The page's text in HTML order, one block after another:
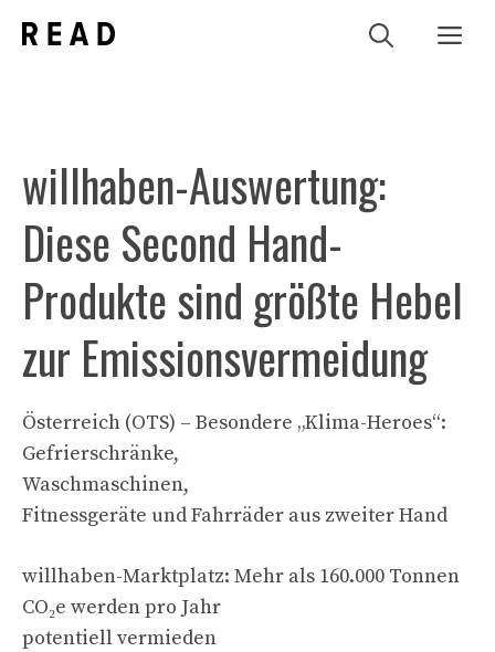
Inhalt
willhaben-Auswertung:
Diese Second Hand-
Produkte sind größte Hebel
zur Emissionsvermeidung
Österreich (OTS) – Besondere „Klima-Heroes“:
Gefrierschränke,
Waschmaschinen,
Fitnessgeräte und Fahrräder aus zweiter Hand
willhaben-Marktplatz: Mehr als 160.000 Tonnen
CO₂e werden pro Jahr
potentiell vermieden